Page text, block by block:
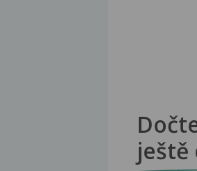
ještě